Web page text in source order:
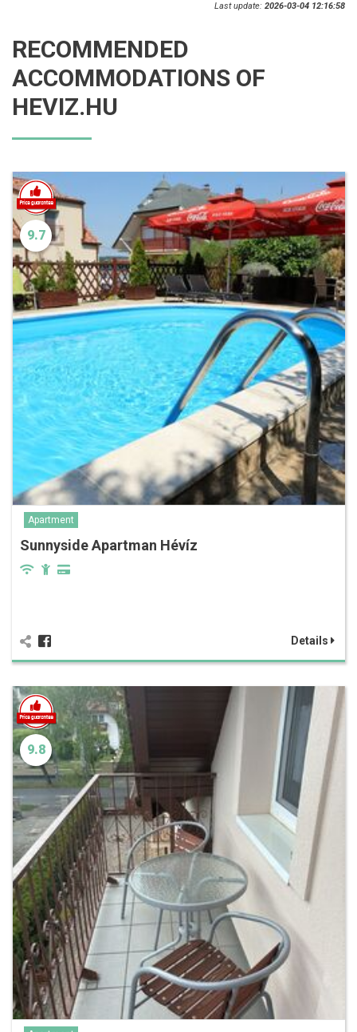
Last update: 2026-03-04 12:16:58
RECOMMENDED
ACCOMMODATIONS OF
HEVIZ.HU
9.7
Apartment
Sunnyside Apartman Hévíz
Details
9.8